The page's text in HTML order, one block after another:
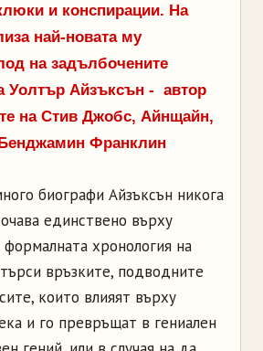
и конспирации. На
най-новата му
на задълбочените
Уолтър Айзъксън - автор
на Стив Джобс, Айнщайн,
Франклин
биографи Айзъксън никога
единствено върху
хронология на
връзките, подводните
които влияят върху
и го превръщат в гениален